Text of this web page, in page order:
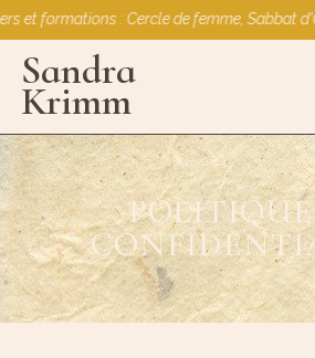
et formations : Cercle de femme, Sabbat
Sandra
Krimm